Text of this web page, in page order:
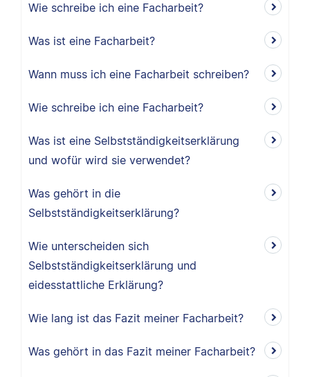
Wie schreibe ich eine Facharbeit?
Was ist eine Facharbeit?
Wann muss ich eine Facharbeit schreiben?
Wie schreibe ich eine Facharbeit?
Was ist eine Selbstständigkeitserklärung
und wofür wird sie verwendet?
Was gehört in die
Selbstständigkeitserklärung?
Wie unterscheiden sich
Selbstständigkeitserklärung und
eidesstattliche Erklärung?
Wie lang ist das Fazit meiner Facharbeit?
Was gehört in das Fazit meiner Facharbeit?